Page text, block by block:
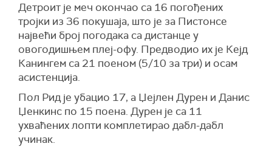
Детроит је меч окончао са 16 погођених
тројки из 36 покушаја, што је за Пистонсе
највећи број погодака са дистанце у
овогодишњем плеј-офу. Предводио их је Кејд
Канингем са 21 поеном (5/10 за три) и осам
асистенција.
Пол Рид је убацио 17, а Џејлен Дурен и Данис
Џенкинс по 15 поена. Дурен је са 11
ухваћених лопти комплетирао дабл-дабл
учинак.